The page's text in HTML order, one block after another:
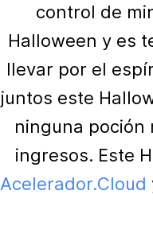
control de
Halloween y es
llevar por el
juntos este
ninguna poción
ingresos. Este
Acelerador.Cloud